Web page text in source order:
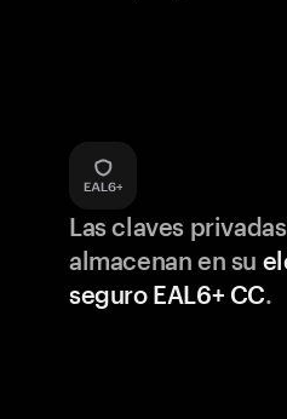
Las claves
almacenan en su
seguro EAL6+ CC.